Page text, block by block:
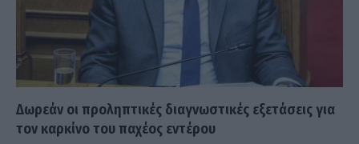
Δωρεάν οι προληπτικές διαγνωστικές εξετάσεις για
τον καρκίνο του παχέος εντέρου